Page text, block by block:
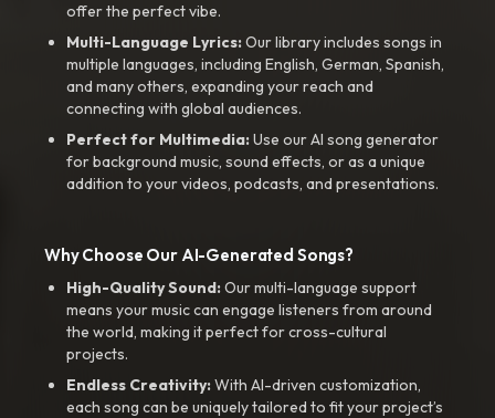
offer the perfect vibe.
Multi-Language Lyrics:Our library includes songs in
multiple languages, including English, German, Spanish,
and many others, expanding your reach and
connecting with global audiences.
Perfect for Multimedia:Use our AI song generator
for background music, sound effects, or as a unique
addition to your videos, podcasts, and presentations.
Why Choose Our AI-Generated Songs?
High-Quality Sound:Our multi-language support
means your music can engage listeners from around
the world, making it perfect for cross-cultural
projects.
Endless Creativity:With AI-driven customization,
each song can be uniquely tailored to fit your project’s